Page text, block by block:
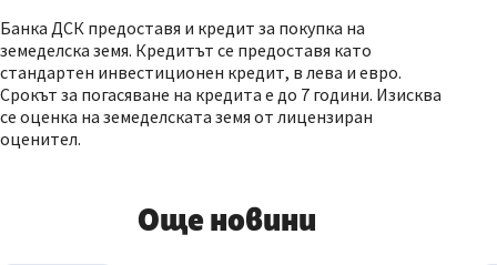
Банка ДСК предоставя и кредит за покупка на
земеделска земя. Кредитът се предоставя като
стандартен инвестиционен кредит, в лева и евро.
Срокът за погасяване на кредита е до 7 години. Изисква
се оценка на земеделската земя от лицензиран
оценител.
Още новини